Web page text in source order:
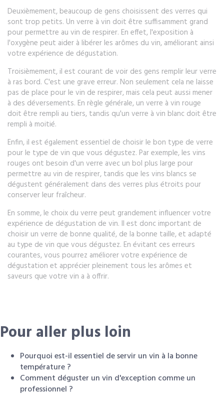
Deuxièmement, beaucoup de gens choisissent des verres qui
sont trop petits. Un verre à vin doit être suffisamment grand
pour permettre au vin de respirer. En effet, l'exposition à
l'oxygène peut aider à libérer les arômes du vin, améliorant ainsi
votre expérience de dégustation.
Troisièmement, il est courant de voir des gens remplir leur verre
à ras bord. C'est une grave erreur. Non seulement cela ne laisse
pas de place pour le vin de respirer, mais cela peut aussi mener
à des déversements. En règle générale, un verre à vin rouge
doit être rempli au tiers, tandis qu'un verre à vin blanc doit être
rempli à moitié.
Enfin, il est également essentiel de choisir le bon type de verre
pour le type de vin que vous dégustez. Par exemple, les vins
rouges ont besoin d'un verre avec un bol plus large pour
permettre au vin de respirer, tandis que les vins blancs se
dégustent généralement dans des verres plus étroits pour
conserver leur fraîcheur.
En somme, le choix du verre peut grandement influencer votre
expérience de dégustation de vin. Il est donc important de
choisir un verre de bonne qualité, de la bonne taille, et adapté
au type de vin que vous dégustez. En évitant ces erreurs
courantes, vous pourrez améliorer votre expérience de
dégustation et apprécier pleinement tous les arômes et
saveurs que votre vin a à offrir.
Pour aller plus loin
Pourquoi est-il essentiel de servir un vin à la bonne
température ?
Comment déguster un vin d'exception comme un
professionnel ?